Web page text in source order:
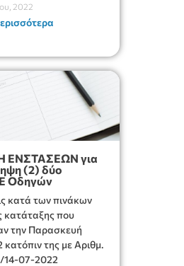
2022
για
(2) δύο
Οδηγών
κατά των πινάκων
κατάταξης που
την Παρασκευή
της με Αριθμ.
07-2022